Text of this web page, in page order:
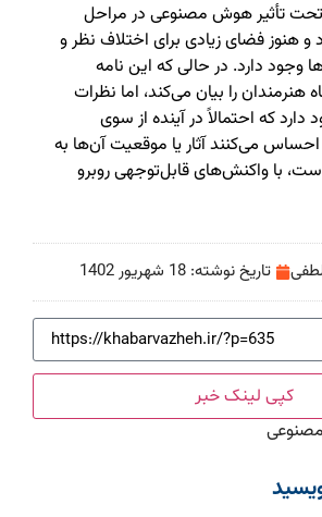
تأثیر هوش مصنوعی در مراحل
و هنوز فضای زیادی برای اختلاف نظر و
وجود دارد. در حالی که این نامه
را بیان می‌کند، اما نظرات
که احتمالاً در آینده از سوی
می‌کنند آثار یا موقعیت آن‌ها به
با واکنش‌های قابل‌توجهی روبرو
تاریخ نوشته: 18 شهریور 1402
کپی لینک خبر